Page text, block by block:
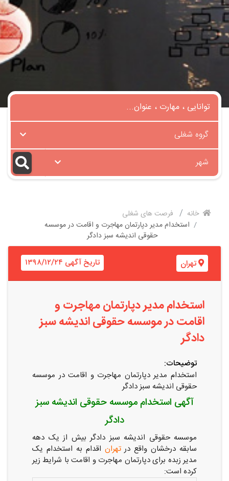
گروه شغلی
شهر
خانه
فرصت های شغلی
استخدام مدیر دپارتمان مهاجرت و اقامت در موسسه
حقوقی اندیشه سبز دادگر
تهران تاریخ آگهی ۱۳۹۸/۱۲/۲۴
استخدام مدیر دپارتمان مهاجرت و
اقامت در موسسه حقوقی اندیشه سبز
دادگر
توضیحات:
استخدام مدیر دپارتمان مهاجرت و اقامت در موسسه
حقوقی اندیشه سبز دادگر
آگهی استخدام موسسه حقوقی اندیشه سبز
دادگر
موسسه حقوقی اندیشه سبز دادگر بیش از یک دهه
سابقه درخشان واقع درتهران اقدام به استخدام یک
مدیر زبده برای دپارتمان مهاجرت و اقامت با شرایط زیر
کرده است: